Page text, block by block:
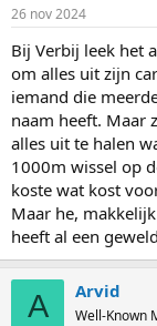
s
26 nov 2024
Bij Verbij leek het
om alles uit zijn
iemand die
naam heeft. Maar
alles uit te halen
1000m wissel op
koste wat kost
Maar he,
heeft al een
A Arvid
Well-Known